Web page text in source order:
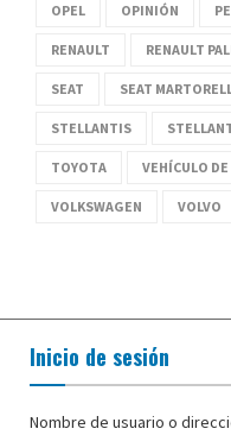
OPEL OPINIÓN
RENAULT RENAULT
SEAT SEAT
STELLANTIS
TOYOTA VEHÍCULO
VOLKSWAGEN VOLVO
Inicio de sesión
Nombre de usuario o